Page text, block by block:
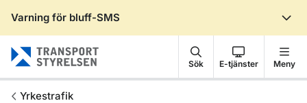
Varning för bluff-SMS
Sök E-tjänster Meny
Yrkestrafik